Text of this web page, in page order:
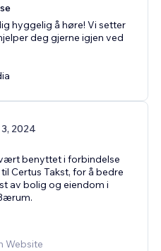
hyggelig å høre! Vi setter
deg gjerne igjen ved
2024
benyttet i forbindelse
Certus Takst, for å bedre
av bolig og eiendom i
Website